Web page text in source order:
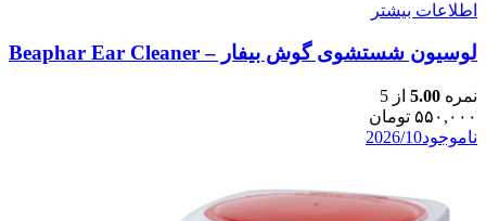
اطلاعات بیشتر
لوسیون شستشوی گوش بیفار – Beaphar Ear Cleaner
نمره 5.00 از 5
۵۵۰,۰۰۰ تومان
ناموجود2026/10